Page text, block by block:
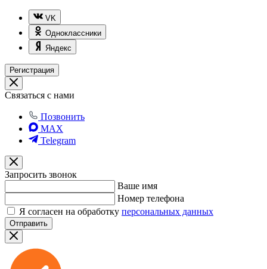
VK
Одноклассники
Яндекс
Регистрация
Связаться с нами
Позвонить
MAX
Telegram
Запросить звонок
Ваше имя
Номер телефона
Я согласен на обработку персональных данных
Отправить